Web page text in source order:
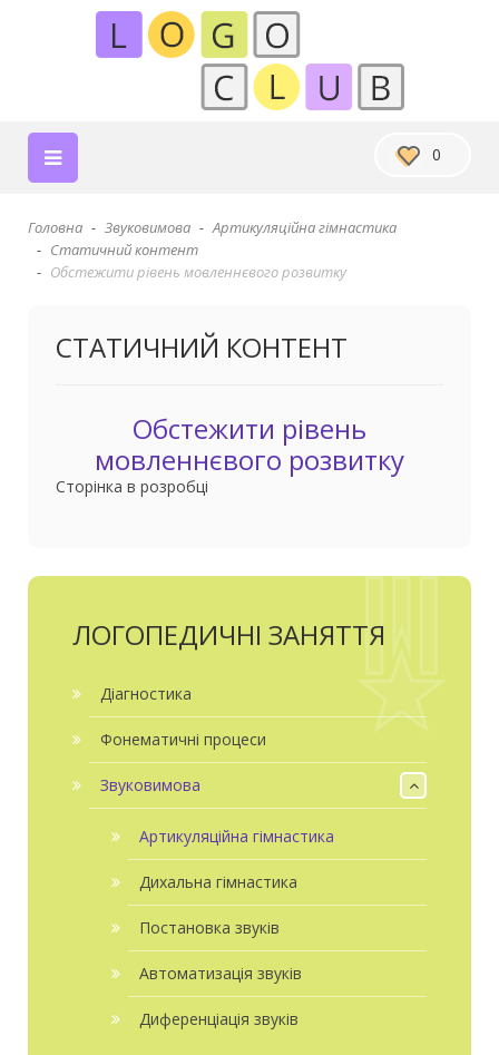
0
Головна Звуковимова
Артикуляційна гімнастика
Статичний контент
Обстежити рівень мовленнєвого розвитку
СТАТИЧНИЙ КОНТЕНТ
Обстежити рівень
мовленнєвого розвитку
Сторінка в розробці
ЛОГОПЕДИЧНІ ЗАНЯТТЯ
Діагностика
Фонематичні процеси
Звуковимова
Артикуляційна гімнастика
Дихальна гімнастика
Постановка звуків
Автоматизація звуків
Диференціація звуків